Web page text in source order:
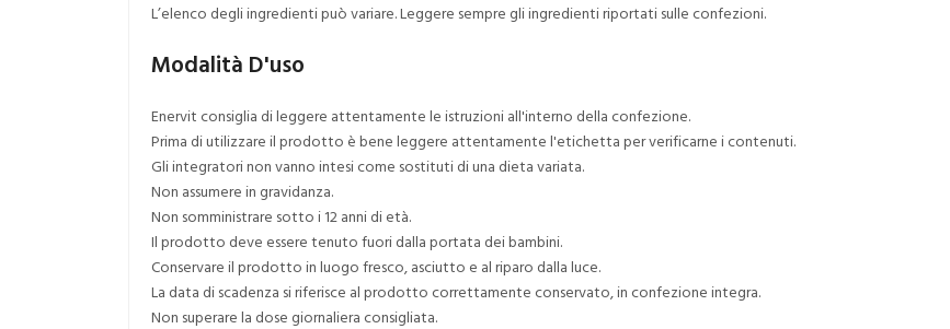
L’elenco degli ingredienti può variare. Leggere sempre gli ingredienti riportati sulle confezioni.
Modalità D'uso
Enervit consiglia di leggere attentamente le istruzioni all'interno della confezione.
Prima di utilizzare il prodotto è bene leggere attentamente l'etichetta per verificarne i contenuti.
Gli integratori non vanno intesi come sostituti di una dieta variata.
Non assumere in gravidanza.
Non somministrare sotto i 12 anni di età.
Il prodotto deve essere tenuto fuori dalla portata dei bambini.
Conservare il prodotto in luogo fresco, asciutto e al riparo dalla luce.
La data di scadenza si riferisce al prodotto correttamente conservato, in confezione integra.
Non superare la dose giornaliera consigliata.